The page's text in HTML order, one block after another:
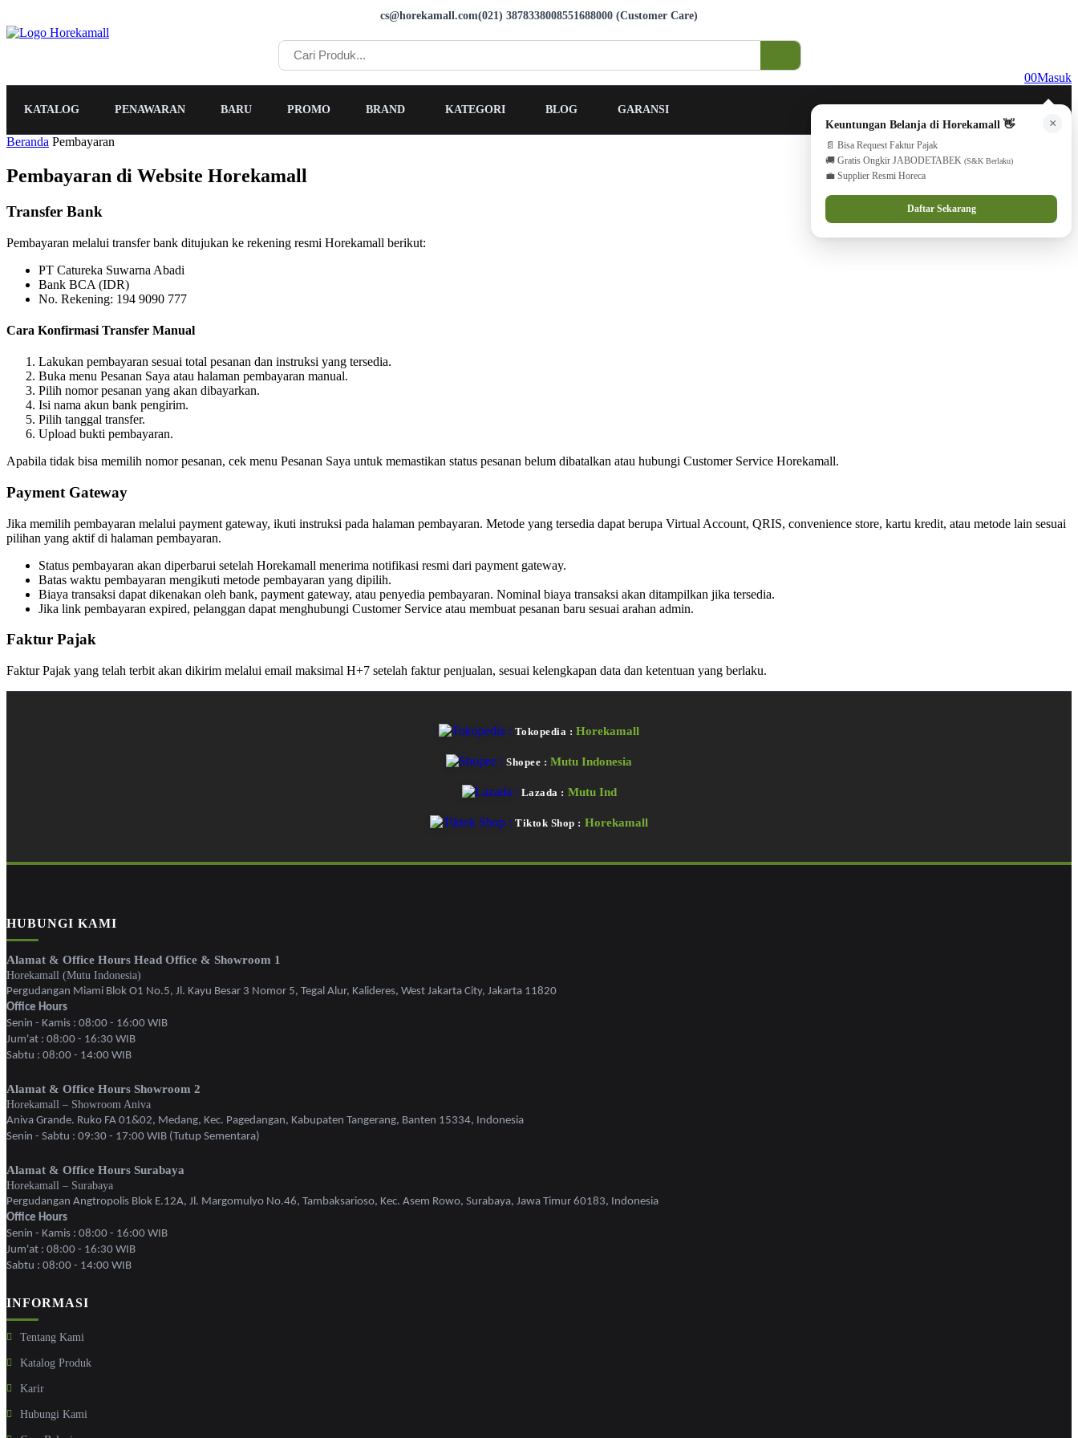
cs@horekamall.com(021) 3878338008551688000 (Customer Care)
00Masuk
×
Keuntungan Belanja di Horekamall 👋
📄 Bisa Request Faktur Pajak
🚚 Gratis Ongkir JABODETABEK (S&K Berlaku)
💼 Supplier Resmi Horeca
Daftar Sekarang
KATALOG PENAWARAN BARU PROMO BRAND KATEGORI BLOG GARANSI
Beranda Pembayaran
Pembayaran di Website Horekamall
Transfer Bank
Pembayaran melalui transfer bank ditujukan ke rekening resmi Horekamall berikut:
PT Catureka Suwarna Abadi
Bank BCA (IDR)
No. Rekening: 194 9090 777
Cara Konfirmasi Transfer Manual
Lakukan pembayaran sesuai total pesanan dan instruksi yang tersedia.
Buka menu Pesanan Saya atau halaman pembayaran manual.
Pilih nomor pesanan yang akan dibayarkan.
Isi nama akun bank pengirim.
Pilih tanggal transfer.
Upload bukti pembayaran.
Apabila tidak bisa memilih nomor pesanan, cek menu Pesanan Saya untuk memastikan status pesanan belum dibatalkan atau hubungi Customer Service Horekamall.
Payment Gateway
Jika memilih pembayaran melalui payment gateway, ikuti instruksi pada halaman pembayaran. Metode yang tersedia dapat berupa Virtual Account, QRIS, convenience store, kartu kredit, atau metode lain sesuai
pilihan yang aktif di halaman pembayaran.
Status pembayaran akan diperbarui setelah Horekamall menerima notifikasi resmi dari payment gateway.
Batas waktu pembayaran mengikuti metode pembayaran yang dipilih.
Biaya transaksi dapat dikenakan oleh bank, payment gateway, atau penyedia pembayaran. Nominal biaya transaksi akan ditampilkan jika tersedia.
Jika link pembayaran expired, pelanggan dapat menghubungi Customer Service atau membuat pesanan baru sesuai arahan admin.
Faktur Pajak
Faktur Pajak yang telah terbit akan dikirim melalui email maksimal H+7 setelah faktur penjualan, sesuai kelengkapan data dan ketentuan yang berlaku.
Tokopedia : Horekamall
Shopee : Mutu Indonesia
Lazada : Mutu Ind
Tiktok Shop : Horekamall
HUBUNGI KAMI
Alamat & Office Hours Head Office & Showroom 1
Horekamall (Mutu Indonesia)
Pergudangan Miami Blok O1 No.5, Jl. Kayu Besar 3 Nomor 5, Tegal Alur, Kalideres, West Jakarta City, Jakarta 11820
Office Hours
Senin - Kamis : 08:00 - 16:00 WIB
Jum'at : 08:00 - 16:30 WIB
Sabtu : 08:00 - 14:00 WIB
Alamat & Office Hours Showroom 2
Horekamall – Showroom Aniva
Aniva Grande. Ruko FA 01&02, Medang, Kec. Pagedangan, Kabupaten Tangerang, Banten 15334, Indonesia
Senin - Sabtu : 09:30 - 17:00 WIB (Tutup Sementara)
Alamat & Office Hours Surabaya
Horekamall – Surabaya
Pergudangan Angtropolis Blok E.12A, Jl. Margomulyo No.46, Tambaksarioso, Kec. Asem Rowo, Surabaya, Jawa Timur 60183, Indonesia
Office Hours
Senin - Kamis : 08:00 - 16:00 WIB
Jum'at : 08:00 - 16:30 WIB
Sabtu : 08:00 - 14:00 WIB
INFORMASI
Tentang Kami
Katalog Produk
Karir
Hubungi Kami